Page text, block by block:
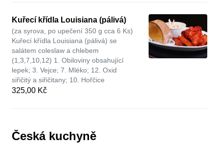
Kuřecí křídla Louisiana (pálivá)
(za syrova, po upečení 350 g cca 6 Ks)
Kuřecí křídla Louisiana (pálivá) se
salátem coleslaw a chlebem
(1,3,7,10,12) 1. Obiloviny obsahující
lepek; 3. Vejce; 7. Mléko; 12. Oxid
siřičitý a siřičitany; 10. Hořčice
325,00 Kč
Česká kuchyně